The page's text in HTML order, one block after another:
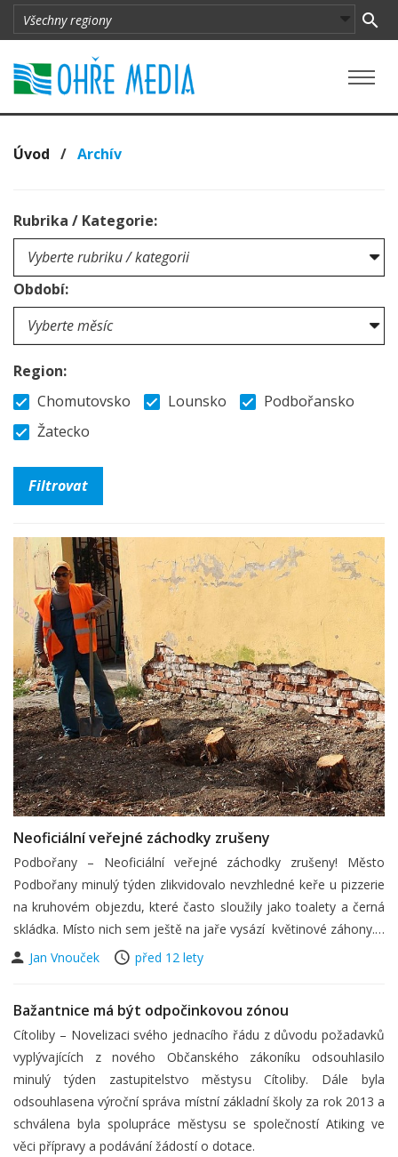
Úvod / Archív
Rubrika / Kategorie:
Období:
Region:
Chomutovsko
Lounsko
Podbořansko
Žatecko
Neoficiální veřejné záchodky zrušeny
Podbořany – Neoficiální veřejné záchodky zrušeny! Město
Podbořany minulý týden zlikvidovalo nevzhledné keře u pizzerie
na kruhovém objezdu, které často sloužily jako toalety a černá
skládka. Místo nich sem ještě na jaře vysází květinové záhony.…
Jan Vnouček
před 12 lety
Bažantnice má být odpočinkovou zónou
Cítoliby – Novelizaci svého jednacího řádu z důvodu požadavků
vyplývajících z nového Občanského zákoníku odsouhlasilo
minulý týden zastupitelstvo městysu Cítoliby. Dále byla
odsouhlasena výroční správa místní základní školy za rok 2013 a
schválena byla spolupráce městysu se společností Atiking ve
věci přípravy a podávání žádostí o dotace.